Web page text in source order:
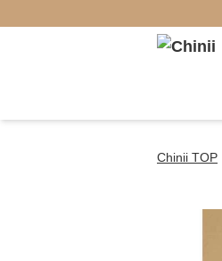
Chinii TOP